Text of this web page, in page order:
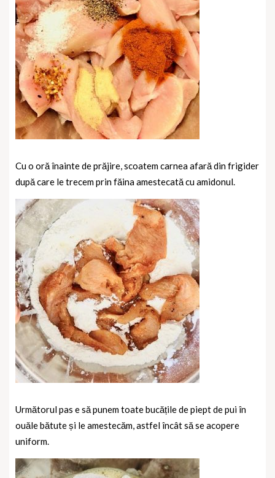
Cu o oră înainte de prăjire, scoatem carnea afară din frigider
după care le trecem prin făina amestecată cu amidonul.
Următorul pas e să punem toate bucățile de piept de pui în
ouăle bătute și le amestecăm, astfel încât să se acopere
uniform.